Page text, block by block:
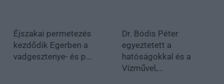
Éjszakai permetezés
kezdődik Egerben a
vadgesztenye- és p...
Dr. Bódis Péter
egyeztetett a
hatóságokkal és a
Vízművel,...